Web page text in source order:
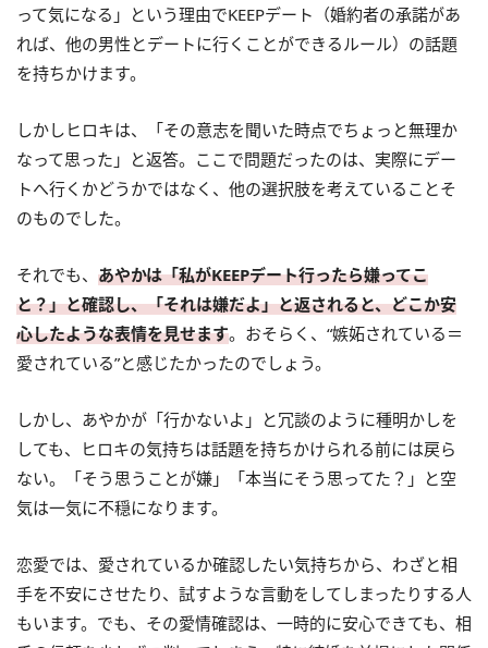
って気になる」という理由でKEEPデート（婚約者の承諾があ
れば、他の男性とデートに行くことができるルール）の話題
を持ちかけます。
しかしヒロキは、「その意志を聞いた時点でちょっと無理か
なって思った」と返答。ここで問題だったのは、実際にデー
トへ行くかどうかではなく、他の選択肢を考えていることそ
のものでした。
それでも、 あやかは「私がKEEPデート行ったら嫌ってこ
と？」と確認し、「それは嫌だよ」と返されると、どこか安
心したような表情を見せます。おそらく、“嫉妬されている＝
愛されている”と感じたかったのでしょう。
しかし、あやかが「行かないよ」と冗談のように種明かしを
しても、ヒロキの気持ちは話題を持ちかけられる前には戻ら
ない。「そう思うことが嫌」「本当にそう思ってた？」と空
気は一気に不穏になります。
恋愛では、愛されているか確認したい気持ちから、わざと相
手を不安にさせたり、試すような言動をしてしまったりする人
もいます。でも、その愛情確認は、一時的に安心できても、相